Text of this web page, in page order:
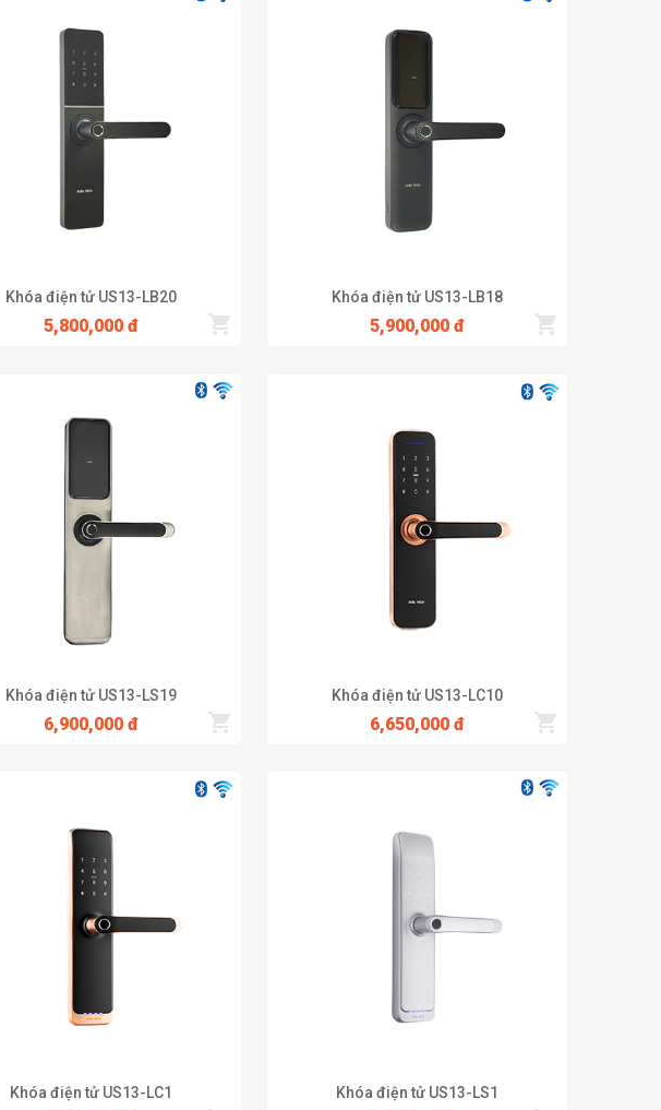
Khóa điện tử US13-LB20
5,800,000 đ
Khóa điện tử US13-LB18
5,900,000 đ
Khóa điện tử US13-LS19
6,900,000 đ
Khóa điện tử US13-LC10
6,650,000 đ
Khóa điện tử US13-LC1 Khóa điện tử US13-LS1
khoá cửa vân tay bằng vân tay, mã số,wifi, mobile, thẻ từ hoặc chìa khóa vô
khóa cửa vân tay được ưa chuộng nhất hiện nay với dung lượng lên đến 200